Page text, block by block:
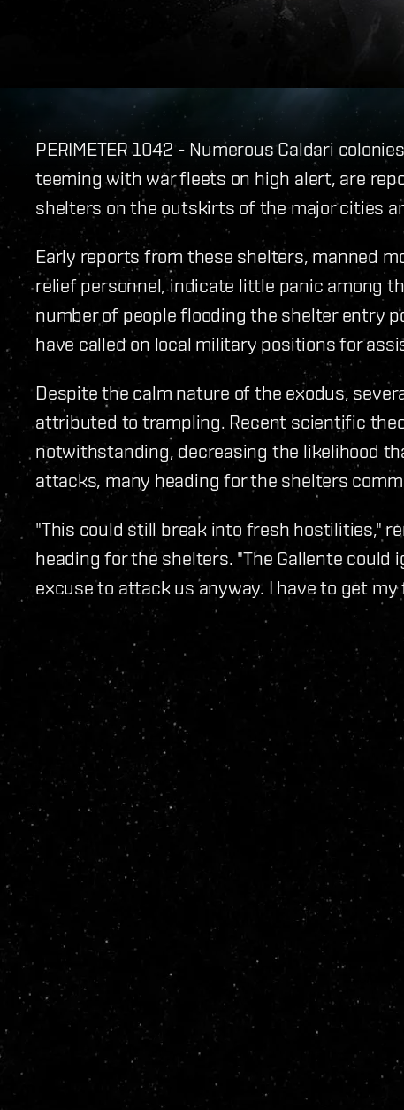
PERIMETER 1042 - Numerous Caldari
teeming with war fleets on high alert, are
shelters on the outskirts of the major cities
Early reports from these shelters, manned
relief personnel, indicate little panic among
number of people flooding the shelter entry
have called on local military positions for
Despite the calm nature of the exodus,
attributed to trampling. Recent scientific
notwithstanding, decreasing the likelihood
attacks, many heading for the shelters
"This could still break into fresh hostilities,"
heading for the shelters. "The Gallente
excuse to attack us anyway. I have to get